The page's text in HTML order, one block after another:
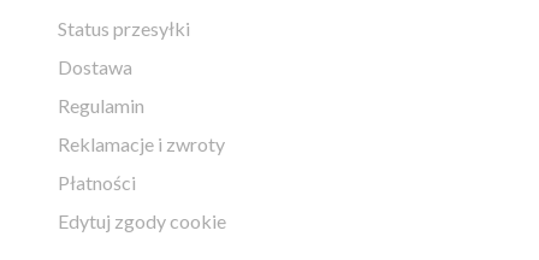
Status przesyłki
Dostawa
Regulamin
Reklamacje i zwroty
Płatności
Edytuj zgody cookie